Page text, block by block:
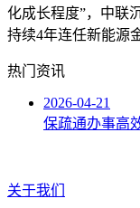
化成长程度”，中联
持续4年连任新能源
热门资讯
2026-04-21
保疏通办事高
关于我们